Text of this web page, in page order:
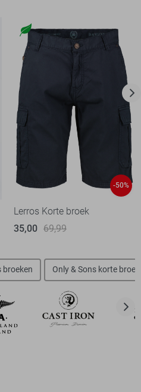
-50%
Lerros Korte broek
35,00 69,99
broeken Only & Sons korte